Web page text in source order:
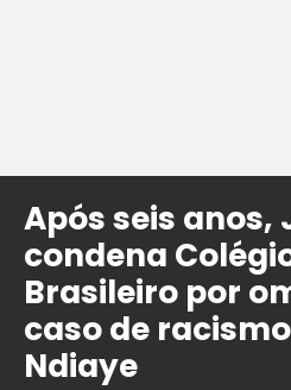
Após seis anos,
condena
Brasileiro por
caso de
Ndiaye